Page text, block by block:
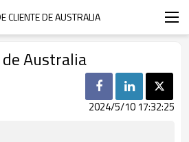
CLIENTE DE AUSTRALIA
Australia
2024/5/10 17:32:25